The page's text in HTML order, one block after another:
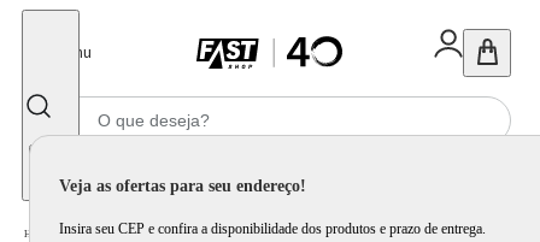
Menu
Veja as ofertas para seu endereço!
Insira seu CEP e confira a disponibilidade dos produtos e prazo de entrega.
Home Eletrodomésticos / Geladeira e Freezer /